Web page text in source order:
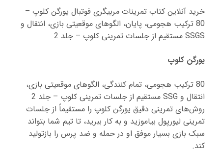
خرید آنلاین کتاب تمرینات مربیگری فوتبال یورگن کلوپ –
80 ترکیب هجومی، پایان، الگوهای موقعیتی بازی، انتقال و
SSGS مستقیم از جلسات تمرینی کلوپ – جلد 2
یورگن کلوپ
80 ترکیب هجومی، تمام کنندگی، الگوهای موقعیتی بازی،
انتقال و SSG مستقیم از جلسات تمرینی کلوپ – جلد 2
روش‌های تمرینی دقیق یورگن کلوپ را مستقیماً از جلسات
تمرینی لیورپول بیاموزید و به کار ببرید، تا تیم شما بتواند
سبک بازی بسیار موفق او در حمله و ضد پرس را بازتولید
کند.